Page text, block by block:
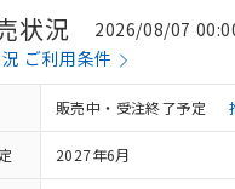
状況
2026/08/07
ご利用条件
販売中・受注終了予定
2027年6月